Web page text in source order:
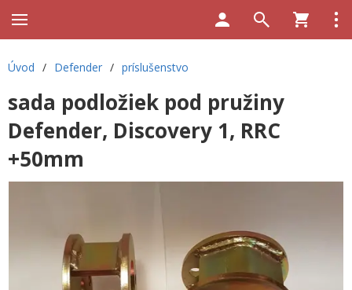
Úvod / Defender / príslušenstvo
sada podložiek pod pružiny
Defender, Discovery 1, RRC
+50mm